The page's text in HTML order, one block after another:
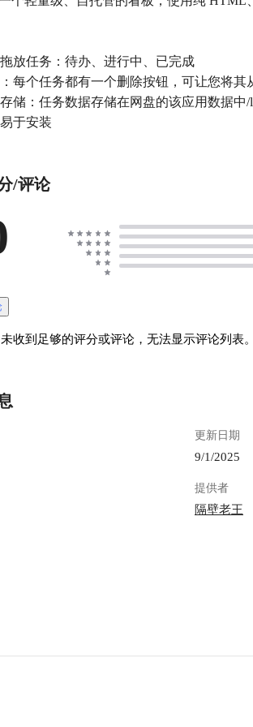
放任务：待办、进行中、已完成
每个任务都有一个删除按钮，可让您将其
储：任务数据存储在网盘的该应用数据中/
于安装
/评论
收到足够的评分或评论，无法显示评论列表
更新日期
9/1/2025
提供者
隔壁老王